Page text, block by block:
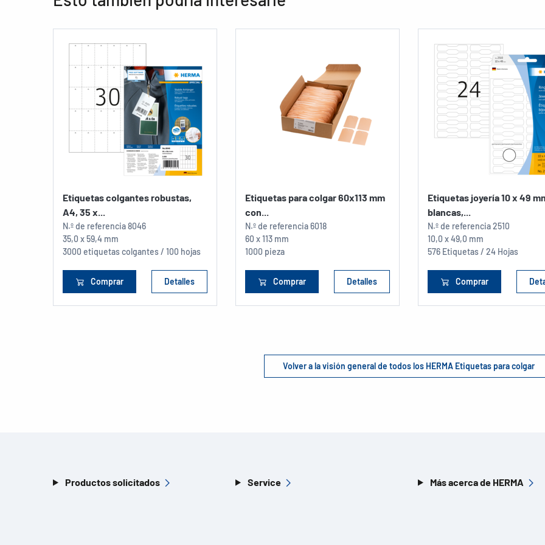
Etiquetas colgantes robustas,
A4, 35 x...
N.º de referencia8046
35,0 x 59,4 mm
3000 etiquetas colgantes / 100 hojas
Comprar Detalles
Etiquetas para colgar 60x113 mm
con...
N.º de referencia6018
60 x 113 mm
1000 pieza
Comprar Detalles
Etiquetas joyería 10 x 49
blancas,...
N.º de referencia2510
10,0 x 49,0 mm
576 Etiquetas / 24 Hojas
Comprar
Volver a la visión general de todos los HERMA Etiquetas para colgar
Productos solicitados Service Más acerca de HERMA